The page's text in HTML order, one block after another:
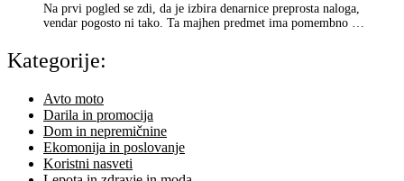
Na prvi pogled se zdi, da je izbira denarnice preprosta naloga,
vendar pogosto ni tako. Ta majhen predmet ima pomembno …
Kategorije:
Avto moto
Darila in promocija
Dom in nepremičnine
Ekomonija in poslovanje
Koristni nasveti